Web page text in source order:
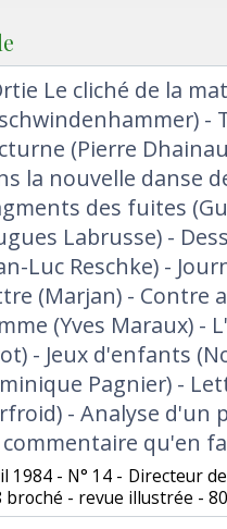
Le cliché de la
-
(Pierre
la nouvelle danse
des fuites
Labrusse) -
Luc Reschke) -
(Marjan) - Contre
(Yves Maraux) -
- Jeux d'enfants
Pagnier) -
- Analyse d'un
qu'en
1984 - N° 14 - Directeur
broché - revue illustrée -